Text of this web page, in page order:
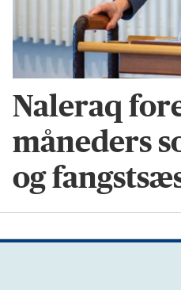
Naleraq
måneders
og